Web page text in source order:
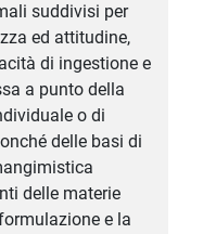
suddivisi per
ed attitudine,
di ingestione e
a punto della
o di
delle basi di
delle materie
e la